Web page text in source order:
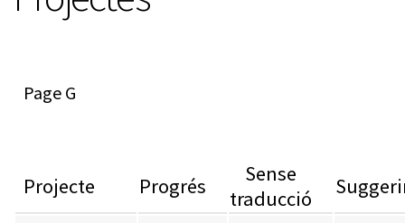
G
Projecte Progrés
Sense
traducció